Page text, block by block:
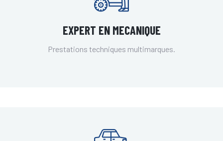
EXPERT EN MECANIQUE
Prestations techniques multimarques.